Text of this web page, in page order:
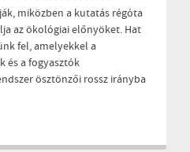
miközben a kutatás régóta
az ökológiai előnyöket. Hat
fel, amelyekkel a
és a fogyasztók
ösztönzői rossz irányba